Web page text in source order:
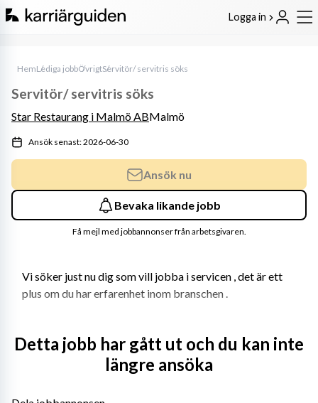
Logga in
HemLediga jobbÖvrigtServitör/ servitris söks
Vi söker just nu dig som vill jobba i servicen , det är ett
plus om du har erfarenhet inom branschen .
Detta jobb har gått ut och du kan inte
längre ansöka
Servitör/ servitris söks
Star Restaurang i Malmö ABMalmö
Ansök senast: 2026-06-30
Ansök nu
Bevaka likande jobb
Få mejl med jobbannonser från arbetsgivaren.